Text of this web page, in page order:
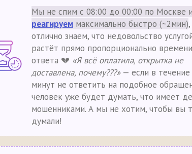
Мы не спим с 08:00 до 00:00 по Москве и
реагируем максимально быстро (~2мин),
отлично знаем, что недовольство
растёт прямо пропорционально времени
ответа 💔 «Я всё оплатила, открытка не
доставлена, почему???»— если в течение
минут не ответить на подобное
человек уже будет думать, что имеет
мошенниками. А мы не хотим, чтобы вы
думали!